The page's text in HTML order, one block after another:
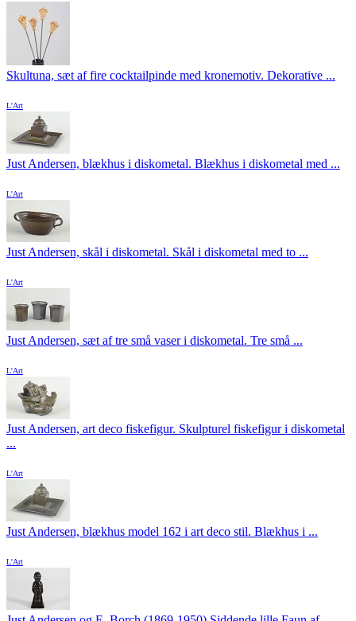
Skultuna, sæt af fire cocktailpinde med kronemotiv. Dekorative ...
L'Art
Just Andersen, blækhus i diskometal. Blækhus i diskometal med ...
L'Art
Just Andersen, skål i diskometal. Skål i diskometal med to ...
L'Art
Just Andersen, sæt af tre små vaser i diskometal. Tre små ...
L'Art
Just Andersen, art deco fiskefigur. Skulpturel fiskefigur i diskometal
...
L'Art
Just Andersen, blækhus model 162 i art deco stil. Blækhus i ...
L'Art